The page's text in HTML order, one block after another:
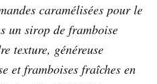
caramélisées pour le
un sirop de framboise
texture, généreuse
et framboises fraîches en